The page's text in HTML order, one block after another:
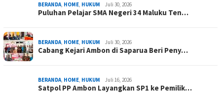
BERANDA HOME HUKUM Juli 30, 2026
Puluhan Pelajar SMA Negeri 34 Maluku Ten…
BERANDA HOME HUKUM Juli 30, 2026
Cabang Kejari Ambon di Saparua Beri Peny…
BERANDA HOME HUKUM Juli 16, 2026
Satpol PP Ambon Layangkan SP1 ke Pemilik…